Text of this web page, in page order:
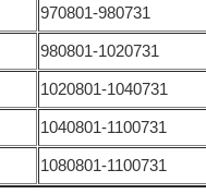
970801-980731
980801-1020731
1020801-1040731
1040801-1100731
1080801-1100731